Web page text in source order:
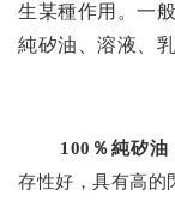
生某種作用。一
純矽油、溶液、乳
100 ％純矽油
存性好，具有高的